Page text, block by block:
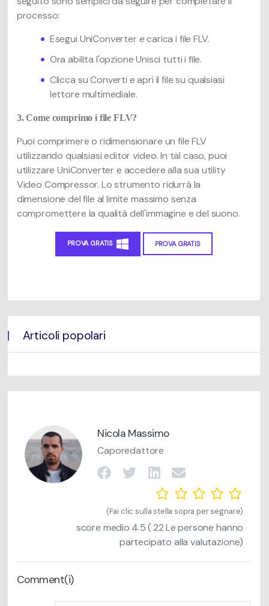
processo:
Esegui UniConverter e carica i file FLV.
Ora abilita l'opzione Unisci tutti i file.
Clicca su Converti e apri il file su qualsiasi
lettore multimediale.
3. Come comprimo i file FLV?
Puoi comprimere o ridimensionare un file FLV
utilizzando qualsiasi editor video. In tal caso, puoi
utilizzare UniConverter e accedere alla sua utility
Video Compressor. Lo strumento ridurrà la
dimensione del file al limite massimo senza
compromettere la qualità dell'immagine e del suono.
PROVA GRATIS PROVA GRATIS
Articoli popolari
Nicola Massimo
Caporedattore
(Fai clic sulla stella sopra per segnare)
score medio 4.5(22Le persone hanno
partecipato alla valutazione)
Comment(i)